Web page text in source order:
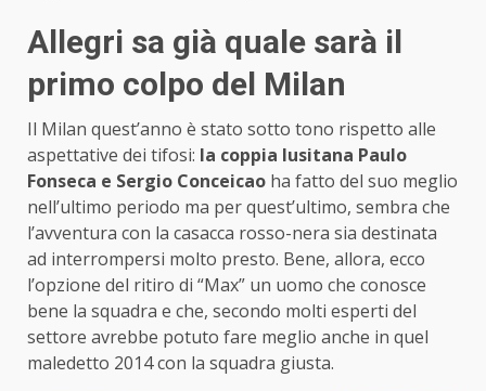
Allegri sa già quale sarà il
primo colpo del Milan
Il Milan quest’anno è stato sotto tono rispetto alle
aspettative dei tifosi: la coppia lusitana Paulo
Fonseca e Sergio Conceicao ha fatto del suo meglio
nell’ultimo periodo ma per quest’ultimo, sembra che
l’avventura con la casacca rosso-nera sia destinata
ad interrompersi molto presto. Bene, allora, ecco
l’opzione del ritiro di “Max” un uomo che conosce
bene la squadra e che, secondo molti esperti del
settore avrebbe potuto fare meglio anche in quel
maledetto 2014 con la squadra giusta.